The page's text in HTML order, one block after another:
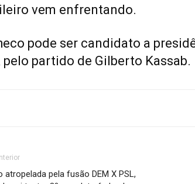
vem enfrentando.
pode ser candidato a
pelo partido de Gilberto Kassab.
atropelada pela fusão DEM X PSL,